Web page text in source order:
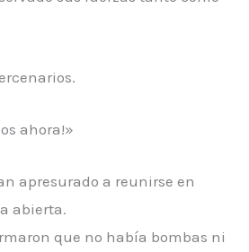
ahora!»
apresurado a reunirse en
abierta.
que no había bombas ni